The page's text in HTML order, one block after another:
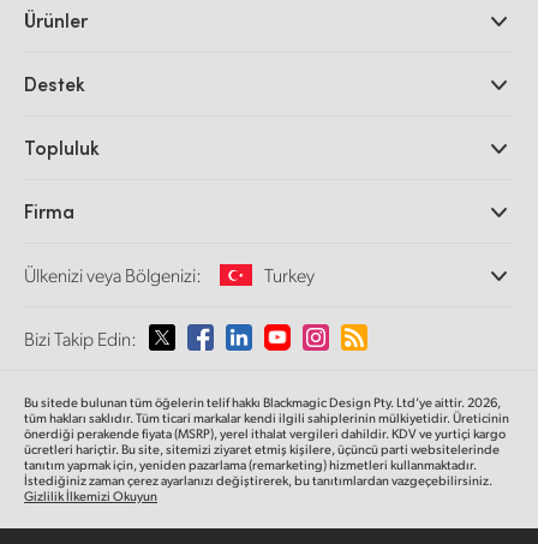
Ürünler
DaVinci Resolve ve Fusion Yazılımı
Ultimatte
Kayıt ve Oynatım
Video Format Çevirici
Ağ Depolama
Yönlendirici ve Dağıtıcılar
Yayın ve kodlama
Destek
Destek Merkezi
Topluluk
Firma
Hakkımızda
Medya
Ülkenizi veya Bölgenizi: Turkey
Lütfen Ülkenizi veya Bölgenizi Seçiniz
Australia
Austria
Bizi Takip Edin:
Bu sitede bulunan tüm öğelerin telif hakkı Blackmagic Design Pty. Ltd’ye aittir. 2026,
tüm hakları saklıdır. Tüm ticari markalar kendi ilgili sahiplerinin mülkiyetidir. Üreticinin
önerdiği perakende fiyata (MSRP), yerel ithalat vergileri dahildir. KDV ve yurtiçi kargo
ücretleri hariçtir. Bu site, sitemizi ziyaret etmiş kişilere, üçüncü parti websitelerinde
tanıtım yapmak için, yeniden pazarlama (remarketing) hizmetleri kullanmaktadır.
İstediğiniz zaman çerez ayarlanızı değiştirerek, bu tanıtımlardan vazgeçebilirsiniz.
Gizlilik İlkemizi Okuyun